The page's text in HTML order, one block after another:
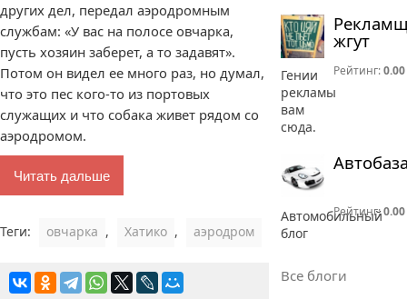
других дел, передал аэродромным
службам: «У вас на полосе овчарка,
пусть хозяин заберет, а то задавят».
Потом он видел ее много раз, но думал,
что это пес кого-то из портовых
служащих и что собака живет рядом со
аэродромом.
Читать дальше
Теги: овчарка , Хатико , аэродром
жгут
Гении
рекламы
вам
сюда.
Рейтинг:0.00
Автомобильный
блог
Рейтинг:0.00
Все блоги